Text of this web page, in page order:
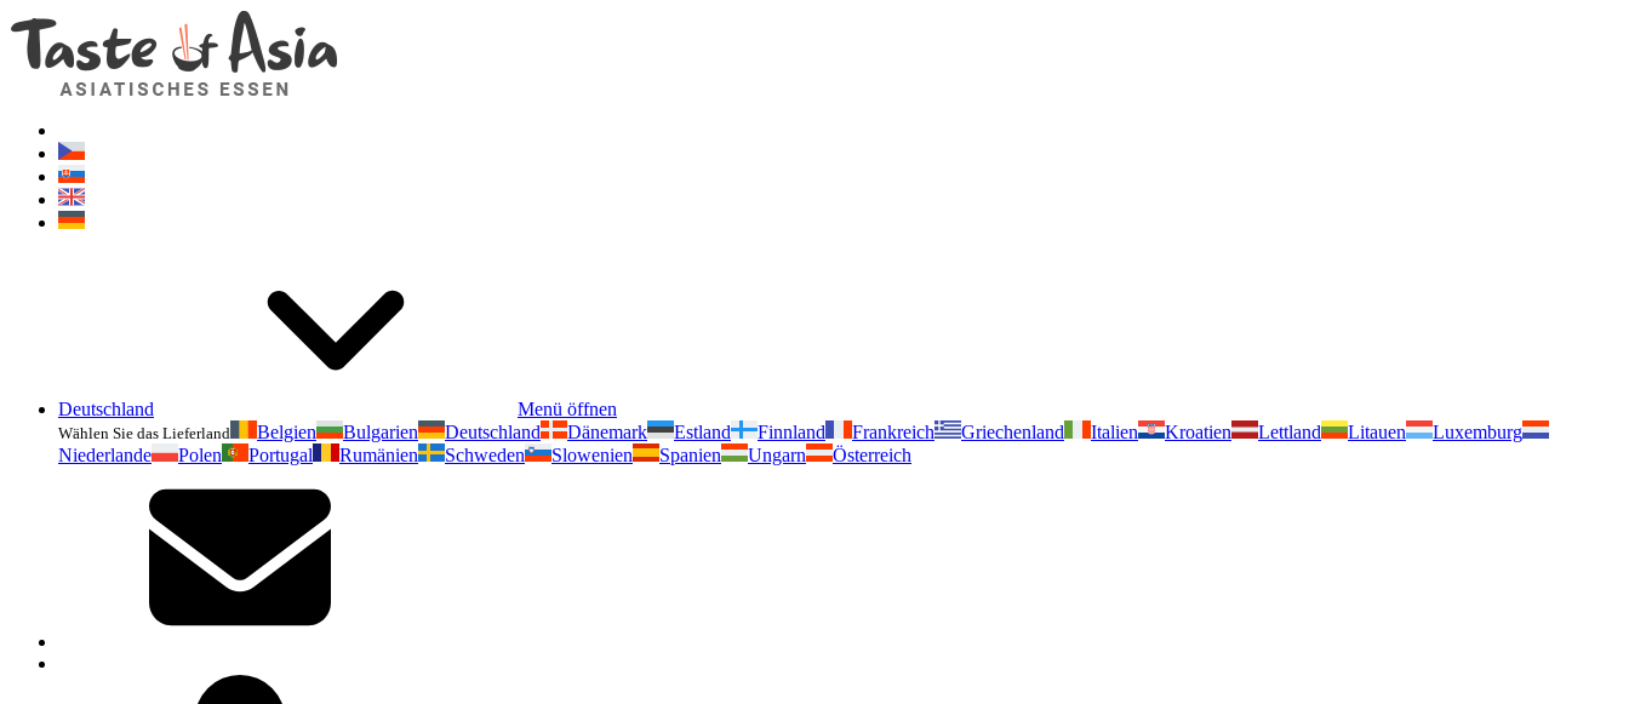
Deutschland Menü öffnen
Wählen Sie das Lieferland Belgien Bulgarien Deutschland Dänemark Estland Finnland Frankreich Griechenland Italien Kroatien Lettland Litauen
Luxemburg
Niederlande
Polen Portugal Rumänien Schweden Slowenien Spanien Ungarn Österreich